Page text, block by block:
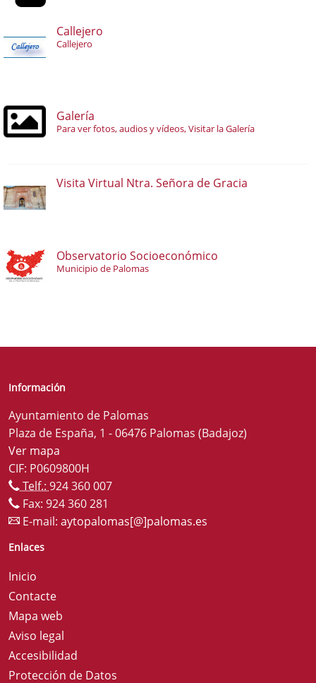
Callejero
Callejero
Galería
Para ver fotos, audios y vídeos, Visitar la Galería
Visita Virtual Ntra. Señora de Gracia
Observatorio Socioeconómico
Municipio de Palomas
Información
Ayuntamiento de Palomas
Plaza de España, 1 - 06476 Palomas (Badajoz)
Ver mapa
CIF: P0609800H
Telf.: 924 360 007
Fax: 924 360 281
E-mail: aytopalomas[@]palomas.es
Enlaces
Inicio
Contacte
Mapa web
Aviso legal
Accesibilidad
Protección de Datos